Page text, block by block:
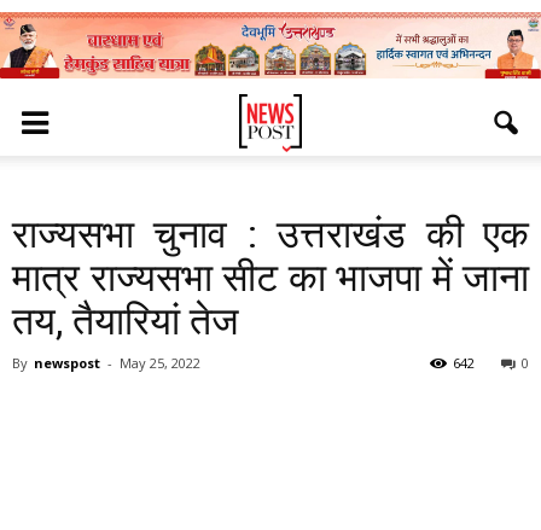
राज्यसभा चुनाव : उत्तराखंड की एक
मात्र राज्यसभा सीट का भाजपा में जाना
तय, तैयारियां तेज
By newspost - May 25, 2022 0
642